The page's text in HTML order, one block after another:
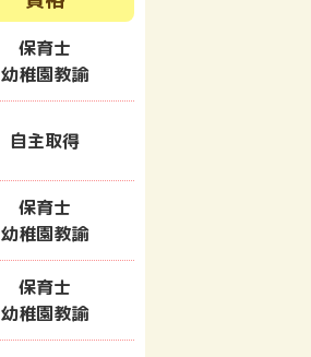
保育士
幼稚園教諭
自主取得
保育士
幼稚園教諭
保育士
幼稚園教諭